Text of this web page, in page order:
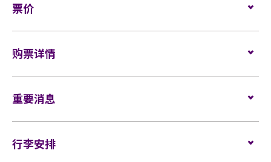
们来说意义更为重大。」
距离与歌迷们互动！我们正积极准备是次演唱会，除了我
万勿错过Westlife在香港的精彩演出！更多资讯请浏览
票价
無障礙通道座位: $999
购票详情
www.hkticketing.com
，电话订票热线（852）3128-8288
重要消息
众进入场馆前，须接受手提袋/背包检查。 38 X 30 X
行李安排